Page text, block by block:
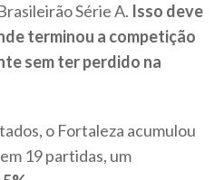
Série A. Isso deve
terminou a competição
sem ter perdido na
o Fortaleza acumulou
19 partidas, um